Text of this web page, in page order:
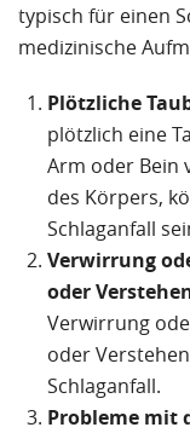
typisch für einen
medizinische
Plötzliche
plötzlich eine
Arm oder Bein
des Körpers,
Schlaganfall
Verwirrung
oder
Verwirrung
oder
Schlaganfall.
Probleme mit